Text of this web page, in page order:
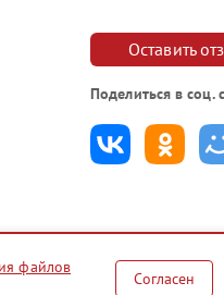
Оставить
Поделиться в соц.
оказываются в неавторизованных
файлов
Согласен